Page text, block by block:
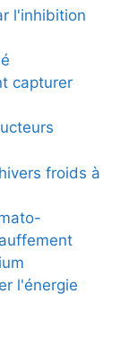
l'inhibition
capturer
froids à
l'énergie